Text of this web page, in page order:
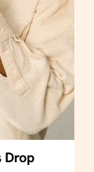
Drop